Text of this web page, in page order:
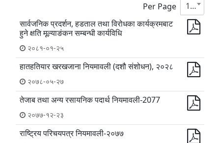
Per Page
10
सार्वजनिक प्रदर्शन, हडताल तथा विरोधका कार्यक्रमबाट
हुने क्षति मूल्याङंकन सम्बन्धी कार्यविधि
२०८१-०१-२५
हातहतियार खरखजाना नियमावली (दशौ संशोधन), २०२८
२०७८-०५-२७
तेजाब तथा अन्य रसायनिक पदार्थ नियमावली-2077
२०७७-१२-२३
राष्ट्रिय परिचयपत्र नियमावली-२०७७